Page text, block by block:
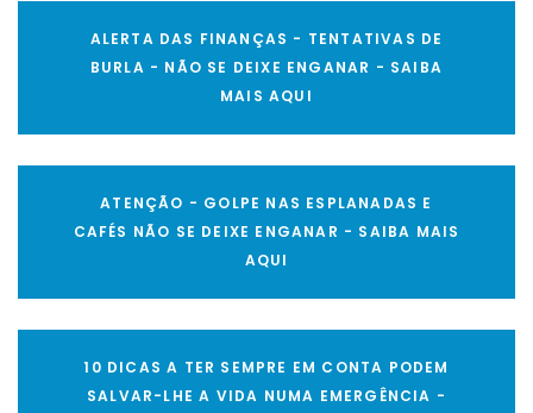
ALERTA DAS FINANÇAS - TENTATIVAS DE
BURLA - NÃO SE DEIXE ENGANAR - SAIBA
MAIS AQUI
ATENÇÃO - GOLPE NAS ESPLANADAS E
CAFÉS NÃO SE DEIXE ENGANAR - SAIBA MAIS
AQUI
10 DICAS A TER SEMPRE EM CONTA PODEM
SALVAR-LHE A VIDA NUMA EMERGÊNCIA -